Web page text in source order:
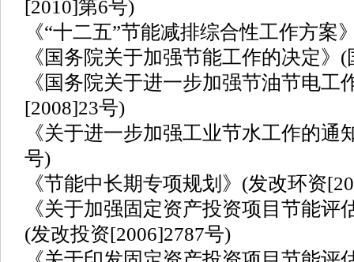
[2010]第6号)
《“十二五”节能减排综合性工作方案
《国务院关于加强节能工作的决定》
《国务院关于进一步加强节油节电工
[2008]23号)
《关于进一步加强工业节水工作的通
号)
《节能中长期专项规划》(发改环资
《关于加强固定资产投资项目节能评
(发改投资[2006]2787号)